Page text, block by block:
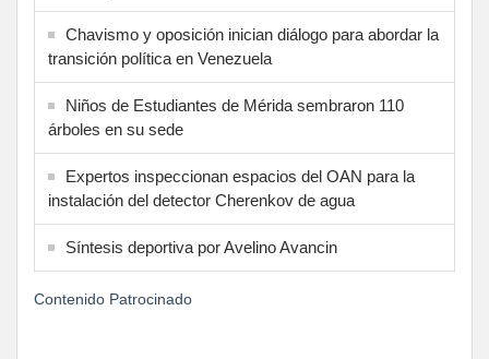
Chavismo y oposición inician diálogo para abordar la
transición política en Venezuela
Niños de Estudiantes de Mérida sembraron 110
árboles en su sede
Expertos inspeccionan espacios del OAN para la
instalación del detector Cherenkov de agua
Síntesis deportiva por Avelino Avancin
Contenido Patrocinado